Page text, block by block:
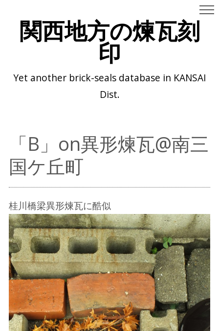
関西地方の煉瓦刻
印
Yet another brick-seals database in KANSAI
Dist.
「B」on異形煉瓦@南三
国ケ丘町
桂川橋梁異形煉瓦に酷似